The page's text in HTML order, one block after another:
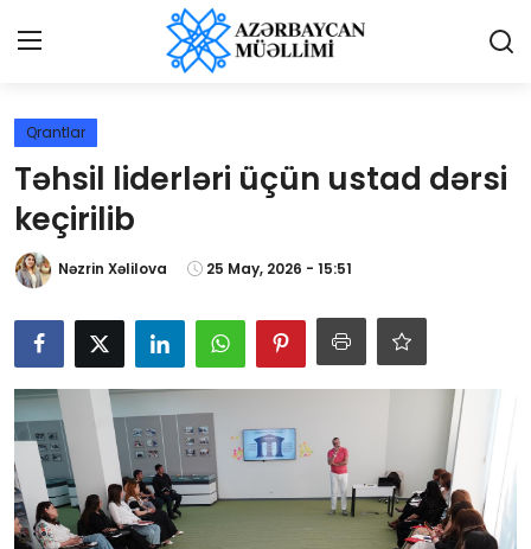
Giriş
Qəzetə elan ver
Əlaqə
Reklam və elan
Biz kimik?
Bütün xəbərlər
Gündəlik
Qrantlar
Təhsil liderləri üçün ustad dərsi
keçirilib
Nəzrin Xəlilova 25 May, 2026 - 15:51